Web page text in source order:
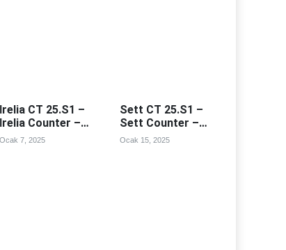
Irelia CT 25.S1 –
Irelia Counter –
Irealia Counterleri
Ocak 7, 2025
Sett CT 25.S1 –
Sett Counter –
Sett Counterleri
Ocak 15, 2025